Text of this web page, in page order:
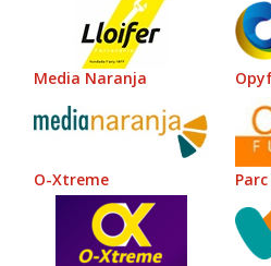
Media Naranja
O-Xtreme